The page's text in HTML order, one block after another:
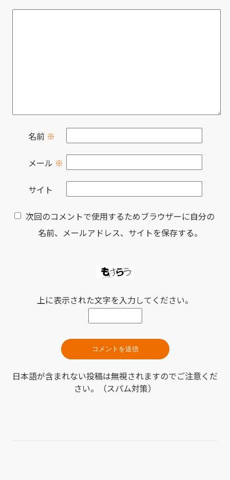
名前 ※
メール ※
サイト
次回のコメントで使用するためブラウザーに自分の
名前、メールアドレス、サイトを保存する。
上に表示された文字を入力してください。
日本語が含まれない投稿は無視されますのでご注意くだ
さい。（スパム対策）